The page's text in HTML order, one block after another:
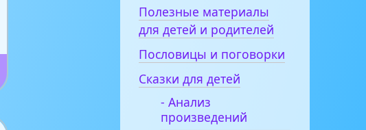
Полезные материалы
для детей и родителей
Пословицы и поговорки
Сказки для детей
- Анализ
произведений